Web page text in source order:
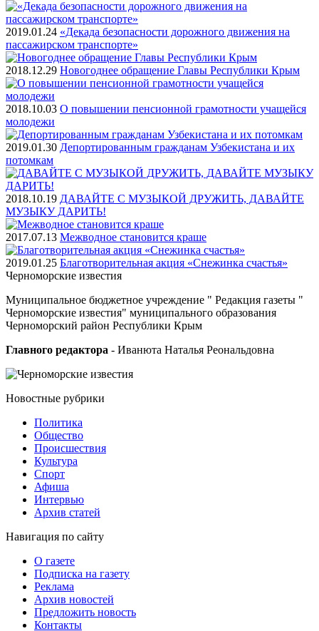
2019.01.24 «Декада безопасности дорожного движения на
пассажирском транспорте»
2018.12.29 Новогоднее обращение Главы Республики Крым
2018.10.03 О повышении пенсионной грамотности учащейся
молодежи
2019.01.30 Депортированным гражданам Узбекистана и их
потомкам
2018.10.19 ДАВАЙТЕ С МУЗЫКОЙ ДРУЖИТЬ, ДАВАЙТЕ
МУЗЫКУ ДАРИТЬ!
2017.07.13 Межводное становится краше
2019.01.25 Благотворительная акция «Снежинка счастья»
Черноморские известия
Муниципальное бюджетное учреждение " Редакция газеты "
Черноморские известия" муниципального образования
Черноморский район Республики Крым
Главного редактора - Иванюта Наталья Реональдовна
Новостные рубрики
Политика
Общество
Проиcшествия
Культура
Спорт
Афиша
Интервью
Архив статей
Навигация по сайту
О газете
Подписка на газету
Реклама
Архив новостей
Предложить новость
Контакты